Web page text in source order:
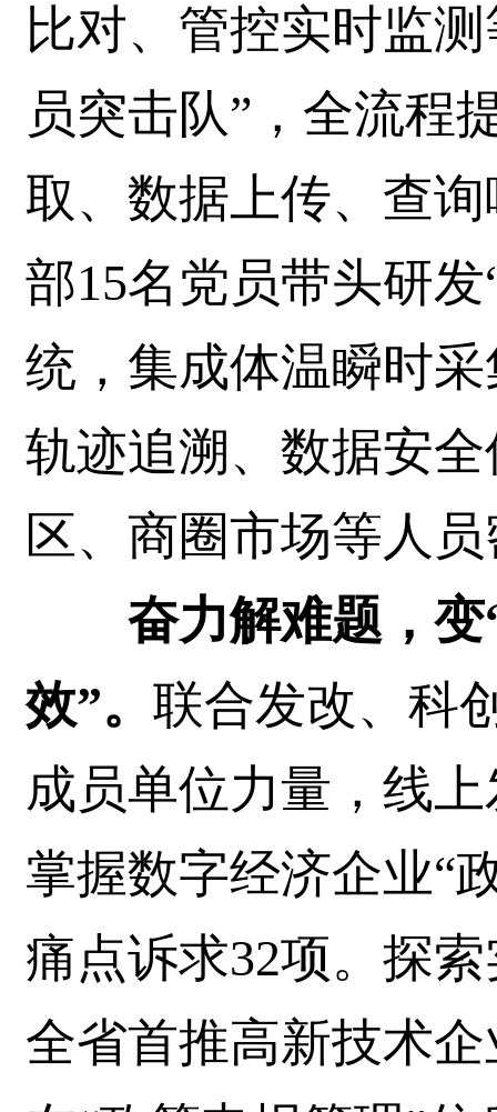
比对、管控实时监
员突击队”，全流程
取、数据上传、查
部15名党员带头研
统，集成体温瞬时
轨迹追溯、数据安
区、商圈市场等人
奋力解难题，变
效”。 联合发改、科
成员单位力量，线
掌握数字经济企业“
痛点诉求32项。探
全省首推高新技术